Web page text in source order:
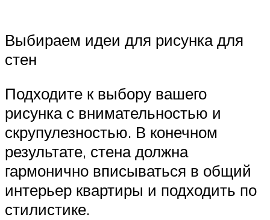
Выбираем идеи для рисунка для
стен
Подходите к выбору вашего
рисунка с внимательностью и
скрупулезностью. В конечном
результате, стена должна
гармонично вписываться в общий
интерьер квартиры и подходить по
стилистике.